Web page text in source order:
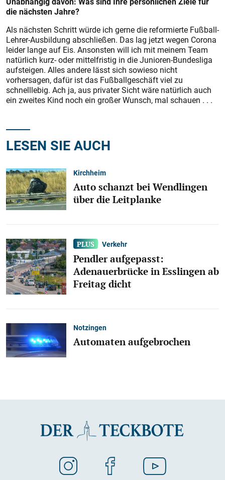
die nächsten Jahre?
Als nächsten Schritt würde ich gerne die reformierte Fußball-
Lehrer-Ausbildung abschließen. Das lag jetzt wegen Corona
leider lange auf Eis. Ansonsten will ich mit meinem Team
natürlich kurz- oder mittelfristig in die Junioren-Bundesliga
aufsteigen. Alles andere lässt sich sowieso nicht
vorhersagen, dafür ist das Fußballgeschäft viel zu
schnelllebig. Ach ja, aus privater Sicht wäre natürlich auch
ein zweites Kind noch ein großer Wunsch, mal schauen . . .
LESEN SIE AUCH
Kirchheim
Auto schanzt bei Wendlingen
über die Leitplanke
Verkehr
Pendler aufgepasst:
Adenauerbrücke in Esslingen ab
Freitag dicht
Notzingen
Automaten aufgebrochen